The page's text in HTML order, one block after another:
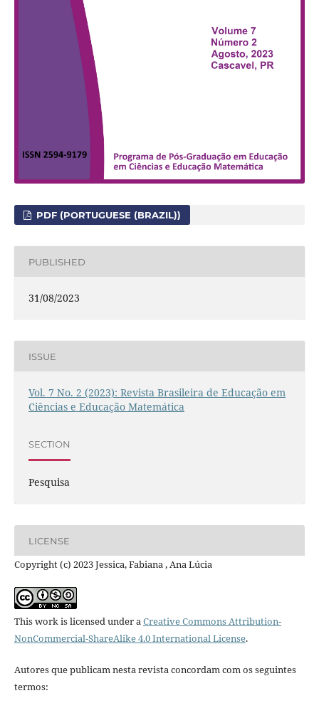
PDF (PORTUGUESE (BRAZIL))
PUBLISHED
31/08/2023
ISSUE
Vol. 7 No. 2 (2023): Revista Brasileira de Educação em
Ciências e Educação Matemática
SECTION
Pesquisa
LICENSE
Copyright (c) 2023 Jessica, Fabiana , Ana Lúcia
This work is licensed under aCreative Commons Attribution-
NonCommercial-ShareAlike 4.0 International License.
Autores que publicam nesta revista concordam com os seguintes
termos: